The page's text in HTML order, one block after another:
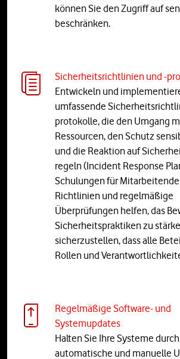
können Sie den Zugriff auf
beschränken.
Sicherheitsrichtlinien und -
Entwickeln und
umfassende
protokolle, die den Umgang
Ressourcen, den Schutz
und die Reaktion auf
regeln (Incident Response
Schulungen für
Richtlinien und regelmäßige
Überprüfungen helfen, das
Sicherheitspraktiken zu
sicherzustellen, dass alle
Rollen und
Regelmäßige Software- und
Systemupdates
Halten Sie Ihre Systeme durch
automatische und manuelle